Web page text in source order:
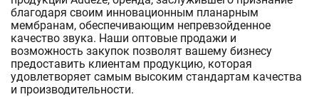
благодаря своим инновационным планарным
мембранам, обеспечивающим непревзойденное
качество звука. Наши оптовые продажи и
возможность закупок позволят вашему бизнесу
предоставить клиентам продукцию, которая
удовлетворяет самым высоким стандартам качества
и производительности.